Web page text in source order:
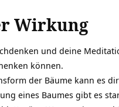
Wirkung
und deine
können.
der Bäume kann es
eines Baumes gibt es